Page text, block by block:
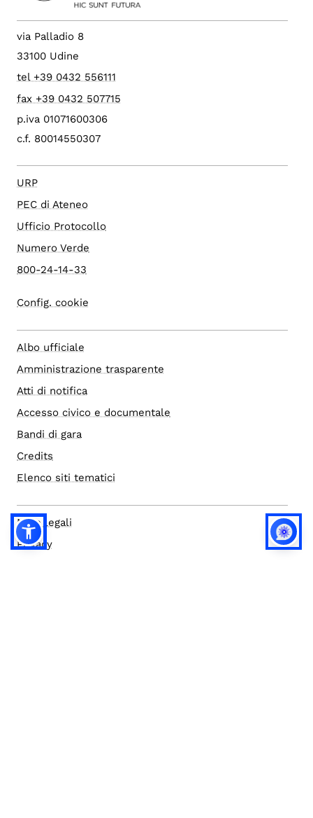
via Palladio 8
33100 Udine
tel +39 0432 556111
fax +39 0432 507715
p.iva 01071600306
c.f. 80014550307
URP
PEC di Ateneo
Ufficio Protocollo
Numero Verde
800-24-14-33
Config. cookie
Albo ufficiale
Amministrazione trasparente
Atti di notifica
Accesso civico e documentale
Bandi di gara
Credits
Elenco siti tematici
Note legali
Privacy